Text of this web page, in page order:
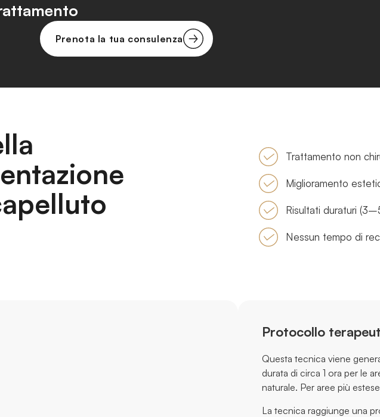
Prenota la tua consulenza
Trattamento non
Miglioramento
Risultati duraturi
Nessun tempo di
Protocollo
Questa tecnica viene
durata di circa 1 ora per le
naturale. Per aree più
La tecnica raggiunge una